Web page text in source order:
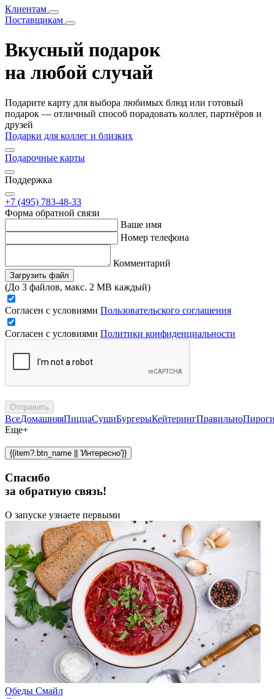
Клиентам
Поставщикам
Вкусный подарок
на любой случай
Подарите карту для выбора любимых блюд или готовый
подарок — отличный способ порадовать коллег, партнёров и
друзей
Подарки для коллег и близких
Подарочные карты
Поддержка
+7 (495) 783-48-33
Форма обратной связи
Ваше имя
Номер телефона
Комментарий
Загрузить файл
(До 3 файлов, макс. 2 MB каждый)
Согласен с условиями Пользовательского соглашения
Согласен с условиями Политики конфиденциальности
Отправить
ВсеДомашняяПиццаСушиБургерыКейтерингПравильно
Еще+
{{item?.btn_name || 'Интересно'}}
Спасибо
за обратную связь!
О запуске узнаете первыми
Обеды Смайл